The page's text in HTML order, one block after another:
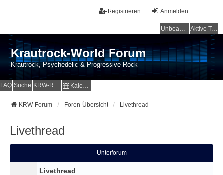
Anmelden
Registrieren
Unbeantwortete Themen Aktive Themen
Krautrock-World Forum
Krautrock, Psychedelic & Progressive Rock
FAQ Suche KRW-Radio Kalender
KRW-Forum Foren-Übersicht Livethread
Livethread
Unterforum
Livethread